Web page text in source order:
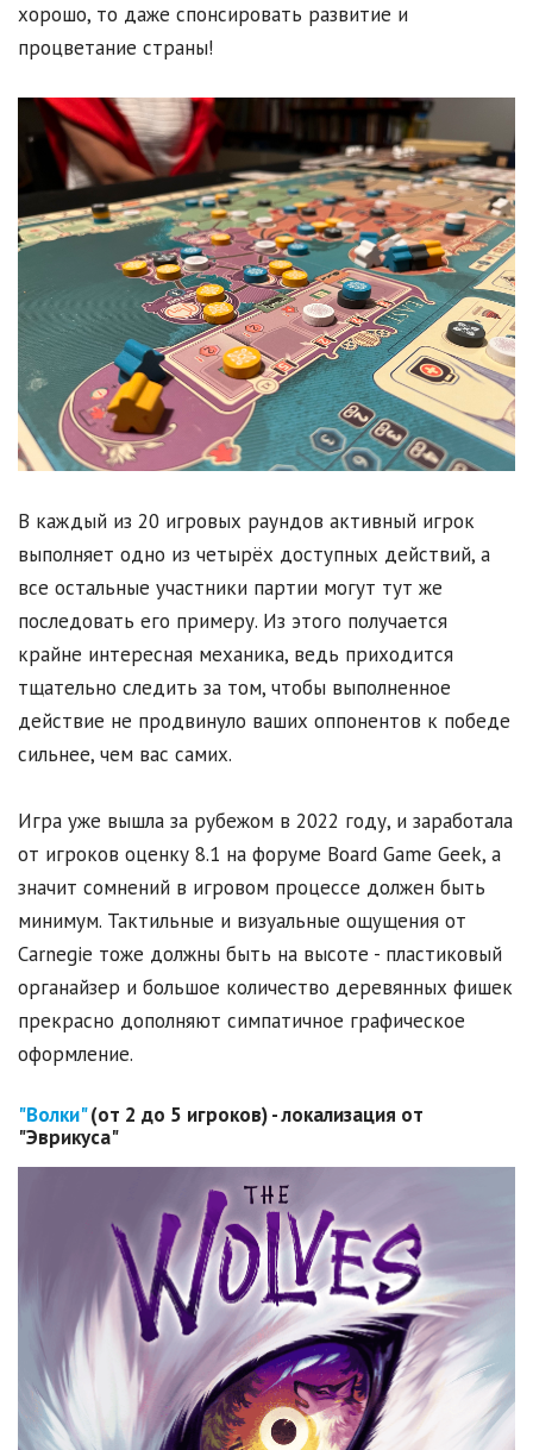
хорошо, то даже спонсировать развитие и
процветание страны!
В каждый из 20 игровых раундов активный игрок
выполняет одно из четырёх доступных действий, а
все остальные участники партии могут тут же
последовать его примеру. Из этого получается
крайне интересная механика, ведь приходится
тщательно следить за том, чтобы выполненное
действие не продвинуло ваших оппонентов к победе
сильнее, чем вас самих.
Игра уже вышла за рубежом в 2022 году, и заработала
от игроков оценку 8.1 на форуме Board Game Geek, а
значит сомнений в игровом процессе должен быть
минимум. Тактильные и визуальные ощущения от
Carnegie тоже должны быть на высоте - пластиковый
органайзер и большое количество деревянных фишек
прекрасно дополняют симпатичное графическое
оформление.
"Волки"(от 2 до 5 игроков) - локализация от
"Эврикуса"